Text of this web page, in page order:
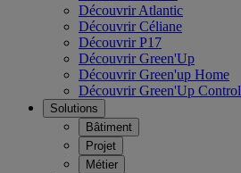
Découvrir Atlantic
Découvrir Céliane
Découvrir P17
Découvrir Green'Up
Découvrir Green'up Home
Découvrir Green'Up Control
Solutions
Bâtiment
Projet
Métier